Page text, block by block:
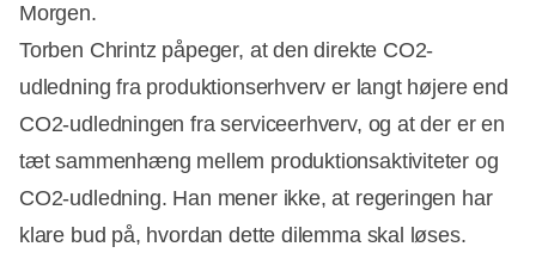
Morgen.
Torben Chrintz påpeger, at den direkte CO2-
udledning fra produktionserhverv er langt højere end
CO2-udledningen fra serviceerhverv, og at der er en
tæt sammenhæng mellem produktionsaktiviteter og
CO2-udledning. Han mener ikke, at regeringen har
klare bud på, hvordan dette dilemma skal løses.